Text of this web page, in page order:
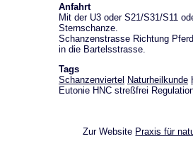
Anfahrt
Mit der U3 oder S21/S31/S11
Sternschanze.
Schanzenstrasse Richtung
in die Bartelsstrasse.
Tags
Schanzenviertel Naturheilkunde
Eutonie HNC streßfrei
Zur Website Praxis für